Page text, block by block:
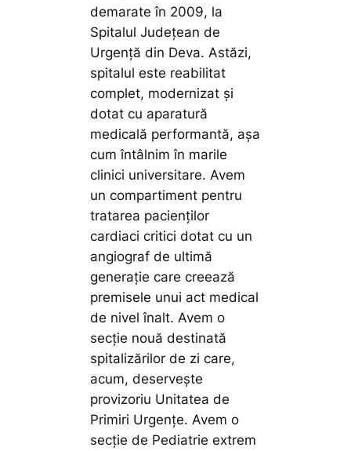
demarate în 2009, la
Spitalul Județean de
Urgență din Deva. Astăzi,
spitalul este reabilitat
complet, modernizat și
dotat cu aparatură
medicală performantă, așa
cum întâlnim în marile
clinici universitare. Avem
un compartiment pentru
tratarea pacienților
cardiaci critici dotat cu un
angiograf de ultimă
generație care creează
premisele unui act medical
de nivel înalt. Avem o
secție nouă destinată
spitalizărilor de zi care,
acum, deservește
provizoriu Unitatea de
Primiri Urgențe. Avem o
secție de Pediatrie extrem